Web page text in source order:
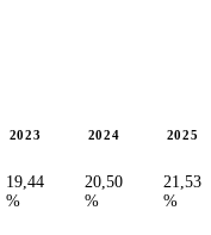
2023 2024 2025
19,44
%
20,50
%
21,53
%